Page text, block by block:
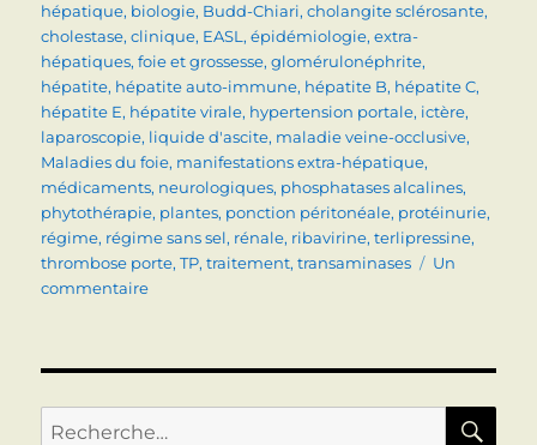
hépatique, biologie, Budd-Chiari,cholangite sclérosante,
cholestase,clinique, EASL ,épidémiologie,extra-
hépatiques,foie et grossesse,glomérulonéphrite,
hépatite, hépatite auto-immune, hépatite B, hépatite C,
hépatite E, hépatite virale, hypertension portale, ictère,
laparoscopie, liquide d'ascite, maladie veine-occlusive,
Maladies du foie, manifestations extra-hépatique,
médicaments, neurologiques, phosphatases alcalines,
phytothérapie, plantes, ponction péritonéale, protéinurie,
régime, régime sans sel, rénale, ribavirine,terlipressine,
thrombose porte,TP,traitement,transaminases
Un
commentairesur
Recherche